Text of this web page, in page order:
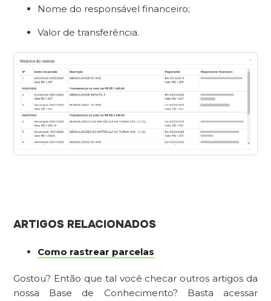
Nome do responsável financeiro;
Valor de transferência.
ARTIGOS RELACIONADOS
Como rastrear parcelas
Gostou? Então que tal você checar outros artigos da
nossa Base de Conhecimento? Basta acessar